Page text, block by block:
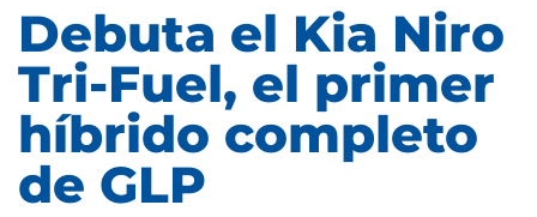
Debuta el Kia Niro
Tri-Fuel, el primer
híbrido completo
de GLP